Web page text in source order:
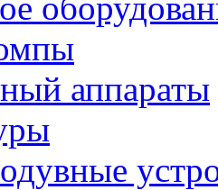
аппараты